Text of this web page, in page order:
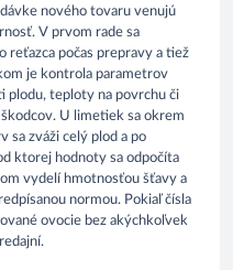
nového tovaru venujú
V prvom rade sa
reťazca počas prepravy a tiež
je kontrola parametrov
plodu, teploty na povrchu či
U limetiek sa okrem
sa zváži celý plod a po
ktorej hodnoty sa odpočíta
vydelí hmotnosťou šťavy a
normou. Pokiaľ čísla
ovocie bez akýchkoľvek